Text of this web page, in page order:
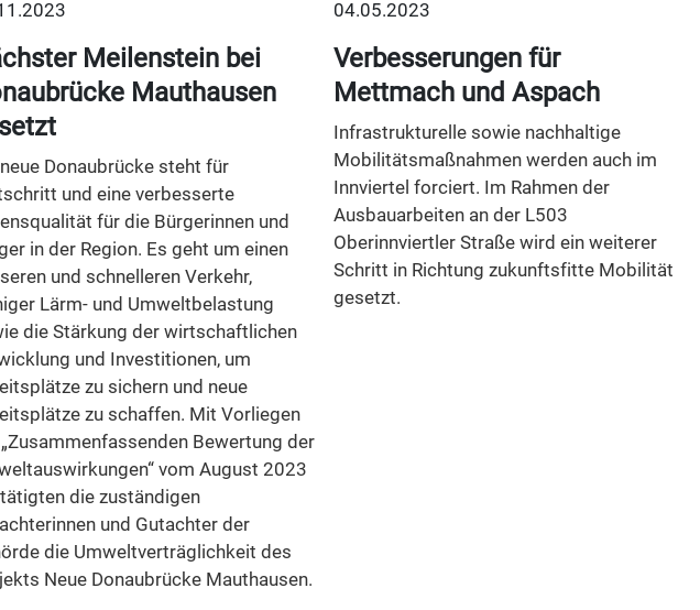
Meilenstein bei
Mauthausen
Donaubrücke steht für
und eine verbesserte
für die Bürgerinnen und
in der Region. Es geht um einen
und schnelleren Verkehr,
Lärm- und Umweltbelastung
die Stärkung der wirtschaftlichen
und Investitionen, um
zu sichern und neue
zu schaffen. Mit Vorliegen
Bewertung der
vom August 2023
die zuständigen
und Gutachter der
die Umweltverträglichkeit des
Neue Donaubrücke Mauthausen.
04.05.2023
Verbesserungen für
Mettmach und Aspach
Infrastrukturelle sowie nachhaltige
Mobilitätsmaßnahmen werden auch im
Innviertel forciert. Im Rahmen der
Ausbauarbeiten an der L503
Oberinnviertler Straße wird ein weiterer
Schritt in Richtung zukunftsfitte Mobilität
gesetzt.